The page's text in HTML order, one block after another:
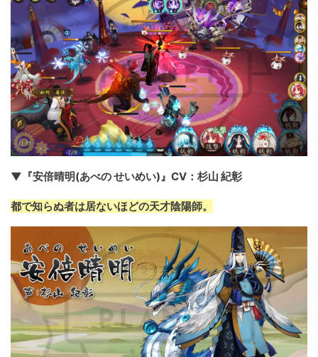
▼『安倍晴明(あべの せいめい)』CV：杉山 紀彰
都で知らぬ者は居ないほどの天才陰陽師。